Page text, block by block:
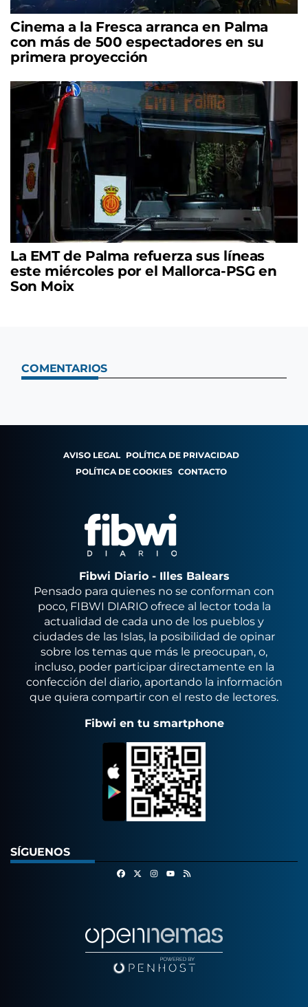
Cinema a la Fresca arranca en Palma
con más de 500 espectadores en su
primera proyección
La EMT de Palma refuerza sus líneas
este miércoles por el Mallorca-PSG en
Son Moix
COMENTARIOS
AVISO LEGAL POLÍTICA DE PRIVACIDAD
POLÍTICA DE COOKIES CONTACTO
Fibwi Diario - Illes Balears
Pensado para quienes no se conforman con
poco, FIBWI DIARIO ofrece al lector toda la
actualidad de cada uno de los pueblos y
ciudades de las Islas, la posibilidad de opinar
sobre los temas que más le preocupan, o,
incluso, poder participar directamente en la
confección del diario, aportando la información
que quiera compartir con el resto de lectores.
Fibwi en tu smartphone
SÍGUENOS
FacebookInstagram